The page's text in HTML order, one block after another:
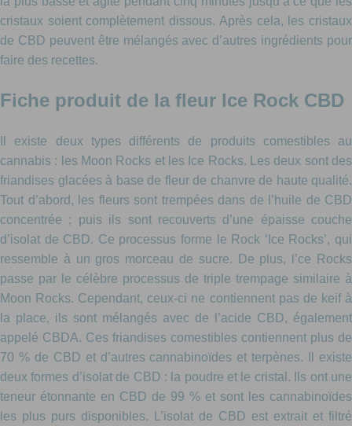
cristaux soient complètement dissous. Après cela, les cristaux
de CBD peuvent être mélangés avec d’autres ingrédients pour
faire des recettes.
Fiche produit de la fleur Ice Rock CBD
Il existe deux types différents de produits comestibles au
cannabis : les Moon Rocks et les Ice Rocks. Les deux sont des
friandises glacées à base de fleur de chanvre de haute qualité.
Tout d’abord, les fleurs sont trempées dans de l’huile de CBD
concentrée ; puis ils sont recouverts d’une épaisse couche
d’isolat de CBD. Ce processus forme le Rock ‘Ice Rocks’, qui
ressemble à un gros morceau de sucre. De plus, l’ce Rocks
passe par le célèbre processus de triple trempage similaire à
Moon Rocks. Cependant, ceux-ci ne contiennent pas de keif à
la place, ils sont mélangés avec de l’acide CBD, également
appelé CBDA. Ces friandises comestibles contiennent plus de
70 % de CBD et d’autres cannabinoïdes et terpènes. Il existe
deux formes d’isolat de CBD : la poudre et le cristal. Ils ont une
teneur étonnante en CBD de 99 % et sont les cannabinoïdes
les plus purs disponibles. L’isolat de CBD est extrait et filtré